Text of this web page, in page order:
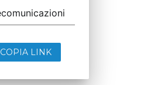
COPIA LINK